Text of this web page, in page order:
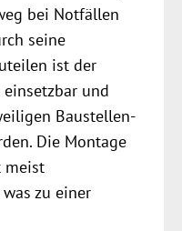
bei Notfällen
seine
ist der
und
Baustellen­
Die Montage
meist
zu einer